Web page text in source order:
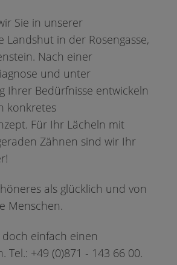
Sie in unserer
Landshut in der Rosengasse,
Nach einer
und unter
Ihrer Bedürfnisse entwickeln
konkretes
Für Ihr Lächeln mit
Zähnen sind wir Ihr
als glücklich und von
Menschen.
einfach einen
Tel.: +49 (0)871 - 143 66 00.